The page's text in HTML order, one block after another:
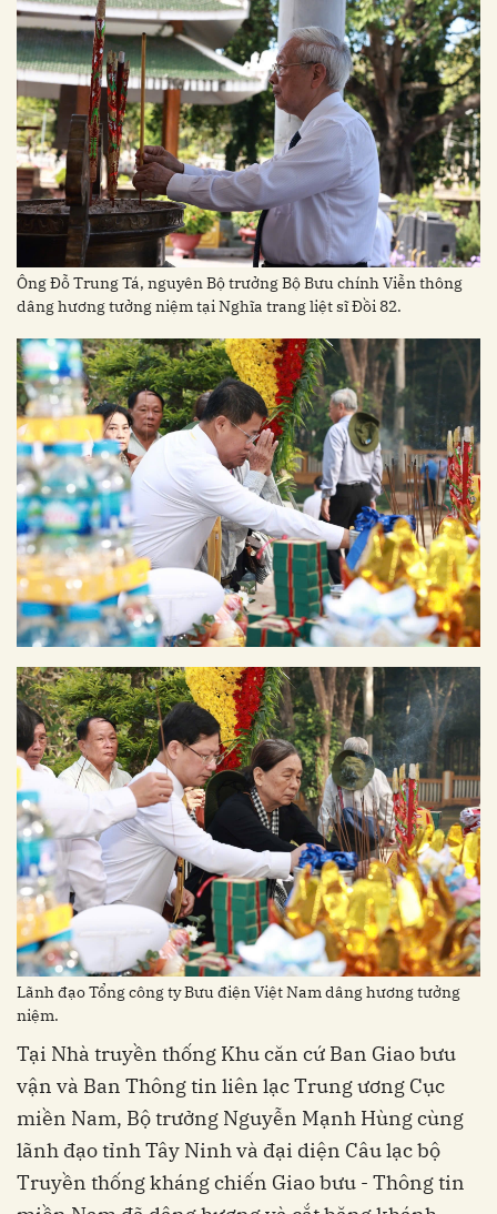
Ông Đỗ Trung Tá, nguyên Bộ trưởng Bộ Bưu chính Viễn thông
dâng hương tưởng niệm tại Nghĩa trang liệt sĩ Đồi 82.
Lãnh đạo Tổng công ty Bưu điện Việt Nam dâng hương tưởng
niệm.
Tại Nhà truyền thống Khu căn cứ Ban Giao bưu
vận và Ban Thông tin liên lạc Trung ương Cục
miền Nam, Bộ trưởng Nguyễn Mạnh Hùng cùng
lãnh đạo tỉnh Tây Ninh và đại diện Câu lạc bộ
Truyền thống kháng chiến Giao bưu - Thông tin